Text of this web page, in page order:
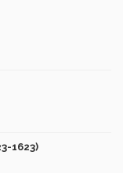
1623)